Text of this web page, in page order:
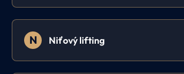
N Niťový lifting